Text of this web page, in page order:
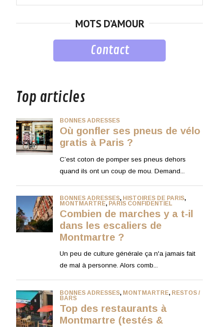
MOTS D’AMOUR
Contact
Top articles